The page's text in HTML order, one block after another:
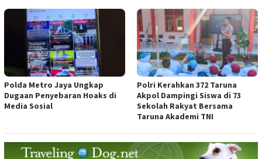
Polda Metro Jaya Ungkap
Dugaan Penyebaran Hoaks di
Media Sosial
Polri Kerahkan 372 Taruna
Akpol Dampingi Siswa di 73
Sekolah Rakyat Bersama
Taruna Akademi TNI